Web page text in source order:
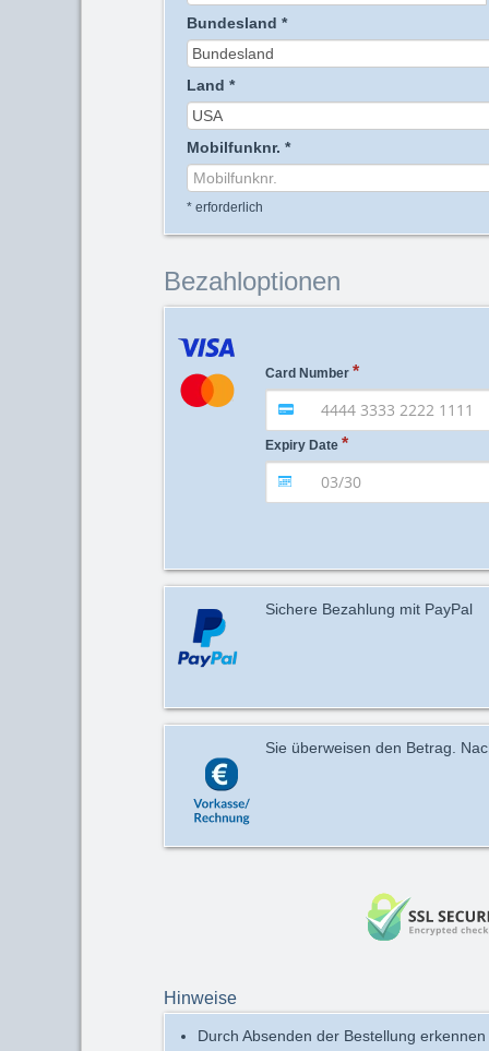
Bundesland *
Land *
Mobilfunknr. *
* erforderlich
Bezahloptionen
Card Number
Expiry Date
Sichere Bezahlung mit PayPal
Sie überweisen den Betrag.
Hinweise
Durch Absenden der Bestellung